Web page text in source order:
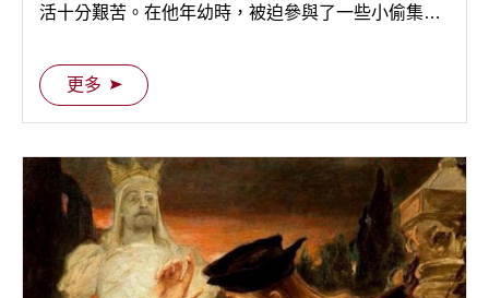
活十分艱苦。在他年幼時，被迫參與了一些小偷集團
離。
更多